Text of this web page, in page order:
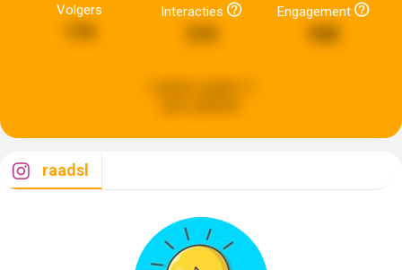
Volgers Interacties Engagement
raadsl